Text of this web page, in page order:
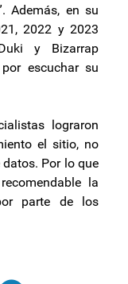
Además, en su
2022 y 2023
y Bizarrap
escuchar su
lograron
el sitio, no
Por lo que
la
parte de los
decreto el salario
y los nombramientos